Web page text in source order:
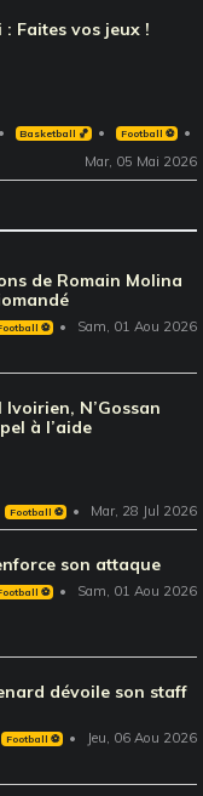
Faites vos jeux !
Basketball 🏀 Football ⚽️
Mar, 05 Mai 2026
de Romain Molina
⚽️ Sam, 01 Aou 2026
N’Gossan
à l’aide
Football ⚽️ Mar, 28 Jul 2026
son attaque
⚽️ Sam, 01 Aou 2026
dévoile son staff
Football ⚽️ Jeu, 06 Aou 2026